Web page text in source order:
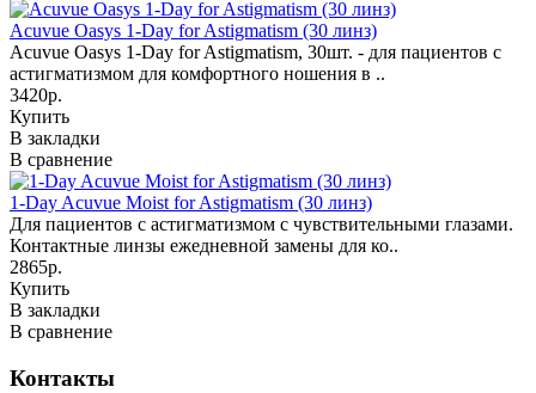
Acuvue Oasys 1-Day for Astigmatism (30 линз)
Acuvue Oasys 1-Day for Astigmatism, 30шт. - для пациентов с
астигматизмом для комфортного ношения в ..
3420р.
Купить
В закладки
В сравнение
1-Day Acuvue Moist for Astigmatism (30 линз)
Для пациентов с астигматизмом с чувствительными глазами.
Контактные линзы ежедневной замены для ко..
2865р.
Купить
В закладки
В сравнение
Контакты